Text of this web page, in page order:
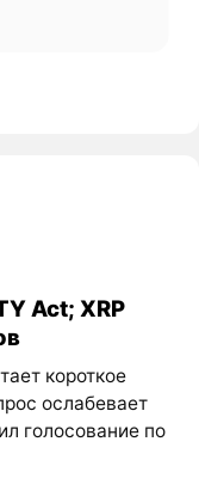
Act; XRP
короткое
ослабевает
голосование по